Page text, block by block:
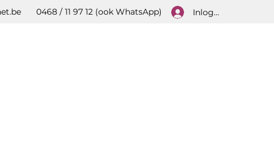
0468 / 11 97 12 (ook WhatsApp) Inloggen